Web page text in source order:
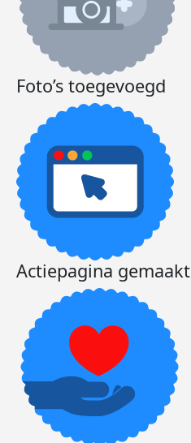
Foto’s toegevoegd
Actiepagina gemaakt